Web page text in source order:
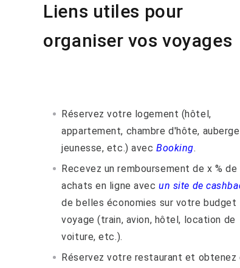
Liens utiles pour
organiser vos voyages
Réservez votre logement (hôtel,
appartement, chambre d'hôte,
jeunesse, etc.) avecBooking.
Recevez un remboursement de x % de
achats en ligne avecun site de
de belles économies sur votre budget
voyage (train, avion, hôtel, location de
voiture, etc.).
Réservez votre restaurant et obtenez